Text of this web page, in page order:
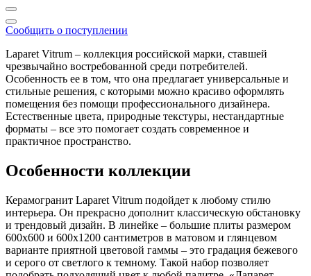
Сообщить о поступлении
Laparet Vitrum – коллекция российской марки, ставшей
чрезвычайно востребованной среди потребителей.
Особенность ее в том, что она предлагает универсальные и
стильные решения, с которыми можно красиво оформлять
помещения без помощи профессионального дизайнера.
Естественные цвета, природные текстуры, нестандартные
форматы – все это помогает создать современное и
практичное пространство.
Особенности коллекции
Керамогранит Laparet Vitrum подойдет к любому стилю
интерьера. Он прекрасно дополнит классическую обстановку
и трендовый дизайн. В линейке – большие плиты размером
600x600 и 600x1200 сантиметров в матовом и глянцевом
варианте приятной цветовой гаммы – это градация бежевого
и серого от светлого к темному. Такой набор позволяет